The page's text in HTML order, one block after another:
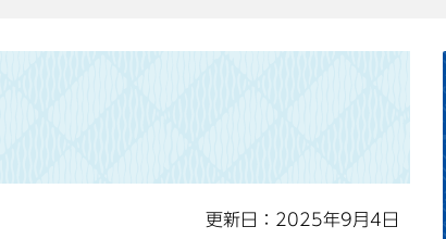
更新日：2025年9月4日